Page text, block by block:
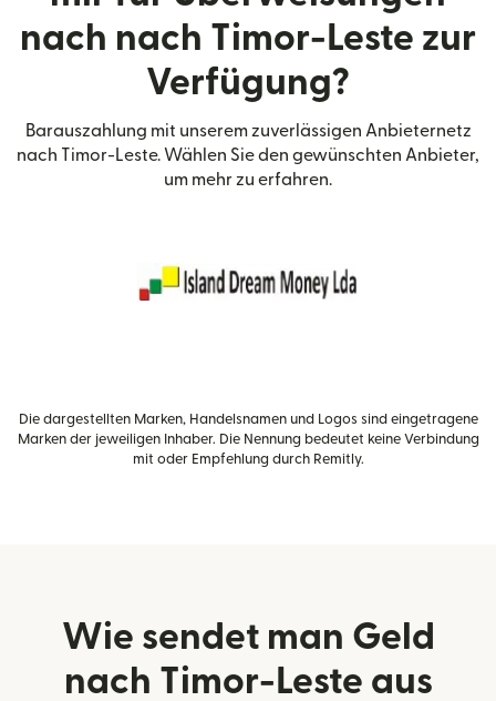
nach nach Timor-Leste zur
Verfügung?
Barauszahlung mit unserem zuverlässigen Anbieternetz
nach Timor-Leste. Wählen Sie den gewünschten Anbieter,
um mehr zu erfahren.
Die dargestellten Marken, Handelsnamen und Logos sind eingetragene
Marken der jeweiligen Inhaber. Die Nennung bedeutet keine Verbindung
mit oder Empfehlung durch Remitly.
Wie sendet man Geld
nach Timor-Leste aus